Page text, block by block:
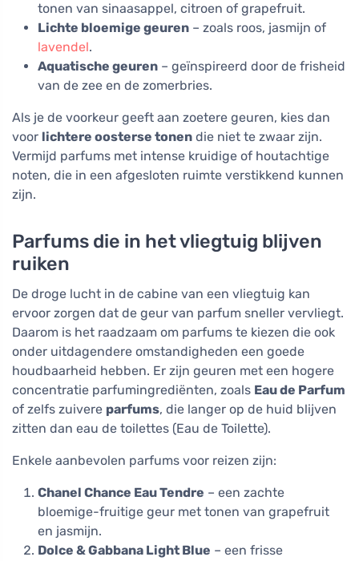
tonen van sinaasappel, citroen of grapefruit.
Lichte bloemige geuren – zoals roos, jasmijn of
lavendel.
Aquatische geuren – geïnspireerd door de frisheid
van de zee en de zomerbries.
Als je de voorkeur geeft aan zoetere geuren, kies dan
voor lichtere oosterse tonen die niet te zwaar zijn.
Vermijd parfums met intense kruidige of houtachtige
noten, die in een afgesloten ruimte verstikkend kunnen
zijn.
Parfums die in het vliegtuig blijven
ruiken
De droge lucht in de cabine van een vliegtuig kan
ervoor zorgen dat de geur van parfum sneller vervliegt.
Daarom is het raadzaam om parfums te kiezen die ook
onder uitdagendere omstandigheden een goede
houdbaarheid hebben. Er zijn geuren met een hogere
concentratie parfumingrediënten, zoals Eau de Parfum
of zelfs zuivere parfums, die langer op de huid blijven
zitten dan eau de toilettes (Eau de Toilette).
Enkele aanbevolen parfums voor reizen zijn:
Chanel Chance Eau Tendre – een zachte
bloemige-fruitige geur met tonen van grapefruit
en jasmijn.
Dolce & Gabbana Light Blue – een frisse